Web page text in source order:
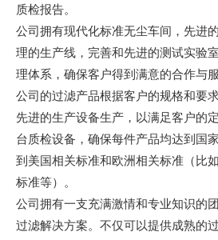
质检报告。
公司拥有现代化标准无尘车间，先进
理的生产线，完善和先进的测试实验
理体系，确保客户得到满意的合作与服
公司的过滤产品根据客户的规格和要
先进的生产设备生产，以满足客户的
台质检设备，确保每件产品均达到国
到美国相关标准和欧洲相关标准（比如
标准等）。
公司拥有一支充满激情和专业知识的
过滤解决方案。不仅可以提供成熟的